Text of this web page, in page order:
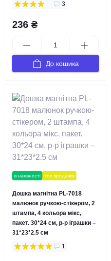
3
236 ₴
До кошика
в наявності топ продажів
Дошка магнітна PL-7018
малюнок ручкою-стікером, 2
штампа, 4 кольора мікс,
пакет. 30*24 см, р-р іграшки –
31*23*2.5 см
1